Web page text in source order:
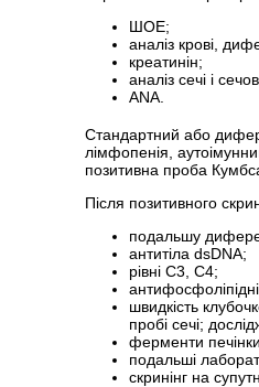
ШОЕ;
аналіз крові,
креатинін;
аналіз сечі і
АNА.
Стандартний або
лімфопенія,
позитивна проба
Після позитивного
подальшу
антитіла dsDNA;
рівні С3, С4;
швидкість
пробі сечі;
ферменти
подальші
скринінг на